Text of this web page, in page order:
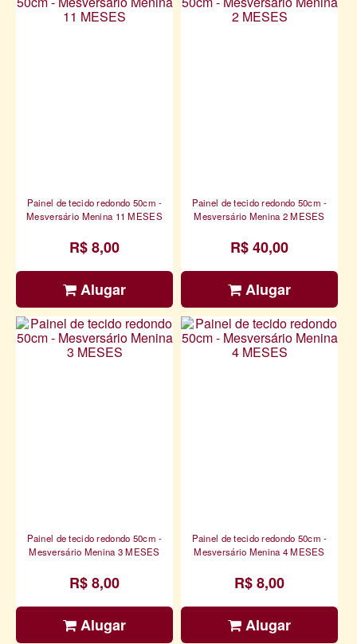
Painel de tecido redondo 50cm -
Mesversário Menina 11 MESES
R$ 8,00
Alugar
Painel de tecido redondo 50cm -
Mesversário Menina 2 MESES
R$ 40,00
Alugar
Painel de tecido redondo 50cm -
Mesversário Menina 3 MESES
R$ 8,00
Alugar
Painel de tecido redondo 50cm -
Mesversário Menina 4 MESES
R$ 8,00
Alugar